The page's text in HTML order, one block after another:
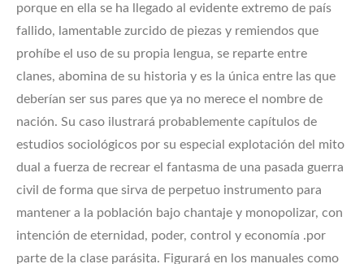
porque en ella se ha llegado al evidente extremo de país
fallido, lamentable zurcido de piezas y remiendos que
prohíbe el uso de su propia lengua, se reparte entre
clanes, abomina de su historia y es la única entre las que
deberían ser sus pares que ya no merece el nombre de
nación. Su caso ilustrará probablemente capítulos de
estudios sociológicos por su especial explotación del mito
dual a fuerza de recrear el fantasma de una pasada guerra
civil de forma que sirva de perpetuo instrumento para
mantener a la población bajo chantaje y monopolizar, con
intención de eternidad, poder, control y economía .por
parte de la clase parásita. Figurará en los manuales como